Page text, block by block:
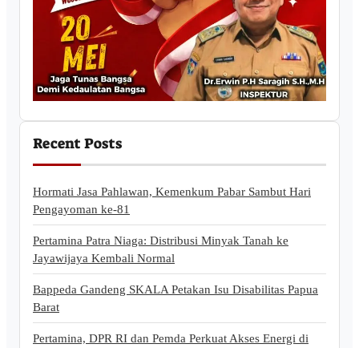
Recent Posts
Hormati Jasa Pahlawan, Kemenkum Pabar Sambut Hari
Pengayoman ke-81
Pertamina Patra Niaga: Distribusi Minyak Tanah ke
Jayawijaya Kembali Normal
Bappeda Gandeng SKALA Petakan Isu Disabilitas Papua
Barat
Pertamina, DPR RI dan Pemda Perkuat Akses Energi di